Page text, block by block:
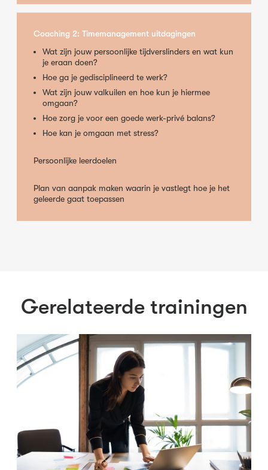
Coaching 2: Timemanagement uitdagingen
Wat zijn jouw persoonlijke tijdverslinders en wat kun
je eraan doen?
Hoe ga je gedisciplineerd te werk?
Wat zijn jouw valkuilen en hoe kun je hiermee
omgaan?
Hoe zorg je voor een goede werk-privé balans?
Hoe kan je omgaan met stress?
Persoonlijke leerdoelen
Plan van aanpak maken waarin je vastlegt hoe je het
geleerde gaat toepassen
Gerelateerde trainingen